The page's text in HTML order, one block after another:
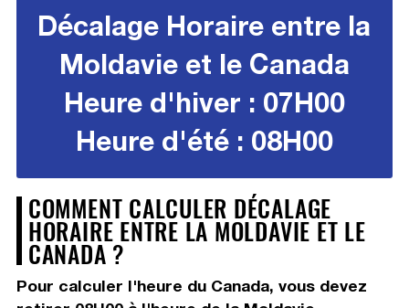
Décalage Horaire entre la
Moldavie et le Canada
Heure d'hiver : 07H00
Heure d'été : 08H00
COMMENT CALCULER DÉCALAGE
HORAIRE ENTRE LA MOLDAVIE ET LE
CANADA ?
Pour calculer l'heure du Canada, vous devez